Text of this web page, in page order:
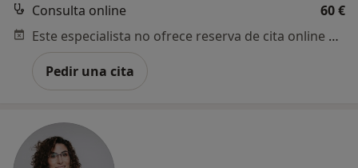
Consulta online
60 €
Este especialista no ofrece reserva de cita online en esta dirección.
Pedir una cita